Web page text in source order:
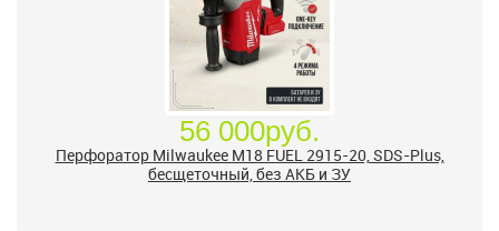
56 000руб.
Перфоратор Milwaukee M18 FUEL 2915-20, SDS-Plus,
бесщеточный, без АКБ и ЗУ